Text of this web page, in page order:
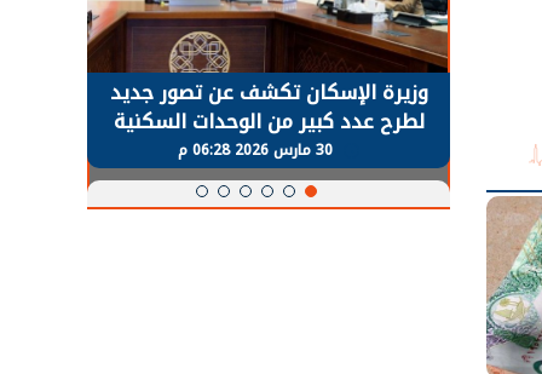
وزيرة الإسكان تكشف عن تصور جديد
لطرح عدد كبير من الوحدات السكنية
بنظام الإيجار